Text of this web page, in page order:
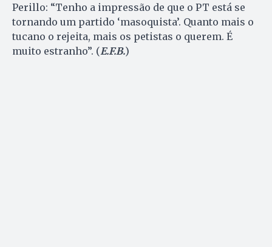
Perillo: “Tenho a impressão de que o PT está se
tornando um partido ‘masoquista’. Quanto mais o
tucano o rejeita, mais os petistas o querem. É
muito estranho”. (E.F.B.)